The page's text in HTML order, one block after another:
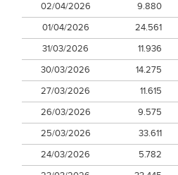
02/04/2026
9.880
01/04/2026
24.561
31/03/2026
11.936
30/03/2026
14.275
27/03/2026
11.615
26/03/2026
9.575
25/03/2026
33.611
24/03/2026
5.782